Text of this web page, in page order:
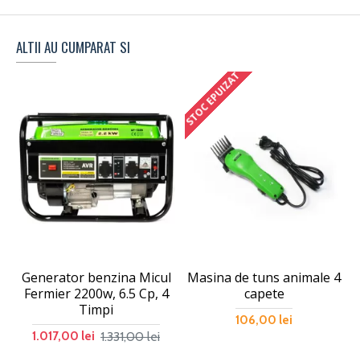
ALTII AU CUMPARAT SI
Generator benzina Micul
Fermier 2200w, 6.5 Cp, 4
Timpi
1.017,00 lei 1.331,00 lei
STOC EPUIZAT
Masina de tuns animale 4
capete
106,00 lei